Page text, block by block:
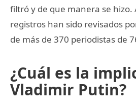
filtró y de que manera se hizo.
registros han sido revisados
de más de 370 periodistas de
¿Cuál es la
Vladimir Putin?